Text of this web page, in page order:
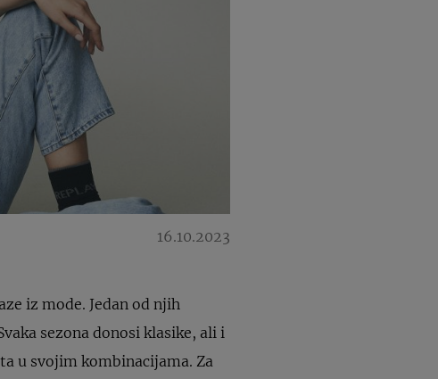
16.10.2023
iz mode. Jedan od njih
sezona donosi klasike, ali i
u svojim kombinacijama. Za